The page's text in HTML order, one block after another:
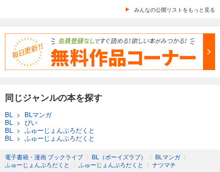
みんなの公開リストをもっと見る
同じジャンルの本を探す
BL > BLマンガ
BL > ぴい
BL > ふゅーじょんぷろだくと
BL > ふゅーじょんぷろだくと
電子書籍・漫画 ブックライブ 〉 BL（ボーイズラブ） 〉 BLマンガ 〉
ふゅーじょんぷろだくと 〉 ふゅーじょんぷろだくと 〉 ナツマチ